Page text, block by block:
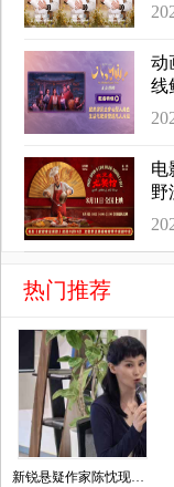
动
线
电
野
热门推荐